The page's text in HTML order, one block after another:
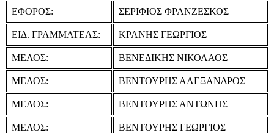
ΕΦΟΡΟΣ: ΣΕΡΙΦΙΟΣ ΦΡΑΝΖΕΣΚΟΣ
ΕΙΔ. ΓΡΑΜΜΑΤΕΑΣ: ΚΡΑΝΗΣ ΓΕΩΡΓΙΟΣ
ΜΕΛΟΣ: ΒΕΝΕΔΙΚΗΣ ΝΙΚΟΛΑΟΣ
ΜΕΛΟΣ: ΒΕΝΤΟΥΡΗΣ ΑΛΕΞΑΝΔΡΟΣ
ΜΕΛΟΣ: ΒΕΝΤΟΥΡΗΣ ΑΝΤΩΝΗΣ
ΜΕΛΟΣ: ΒΕΝΤΟΥΡΗΣ ΓΕΩΡΓΙΟΣ